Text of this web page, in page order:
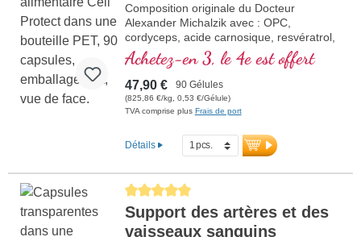
Composition originale du Docteur
Alexander Michalzik avec : OPC,
cordyceps, acide carnosique, resvératrol,
Q10, glutathion, NADH, oméga 3,
grenade et vitamine C pure
Achetez-en 3, le 4e est offert
47,90 € 90 Gélules
(825,86 €/kg, 0,53 €/Gélule)
TVA comprise plus Frais de port
Détails
Average rating of 5 out of 5 stars
Support des artères et des
vaisseaux sanguins